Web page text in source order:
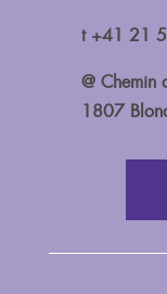
t +41 21
@ Chemin
1807